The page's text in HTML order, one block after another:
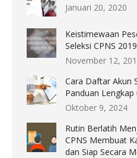
Januari 20, 2020
Keistimewaan
Seleksi CPNS 2019
November 12,
Cara Daftar Akun
Panduan
Oktober 9, 2024
Rutin Berlatih
CPNS Membuat
dan Siap Secara